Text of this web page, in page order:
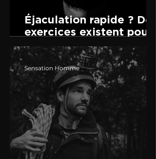
Éjaculation rapide ? Des
exercices existent pour
tenir plus longtemps au
lit.
Sensation Homme